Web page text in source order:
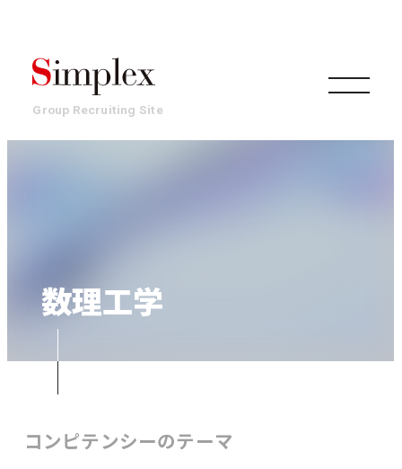
働き方・文化
環境・制度
Group Recruiting Site
数理工学
コンピテンシーのテーマ